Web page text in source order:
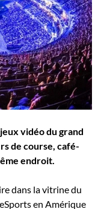
vidéo du grand
de course, café-
endroit.
dans la vitrine du
en Amérique